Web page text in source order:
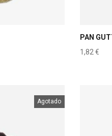
PAN
1,82 €
Agotado